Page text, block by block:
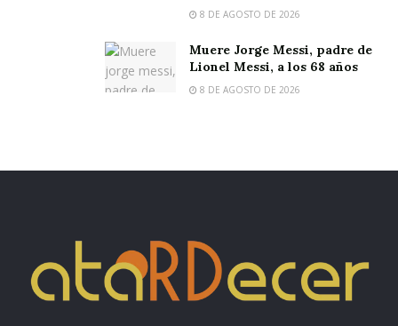
8 DE AGOSTO DE 2026
Muere Jorge Messi, padre de
Lionel Messi, a los 68 años
8 DE AGOSTO DE 2026